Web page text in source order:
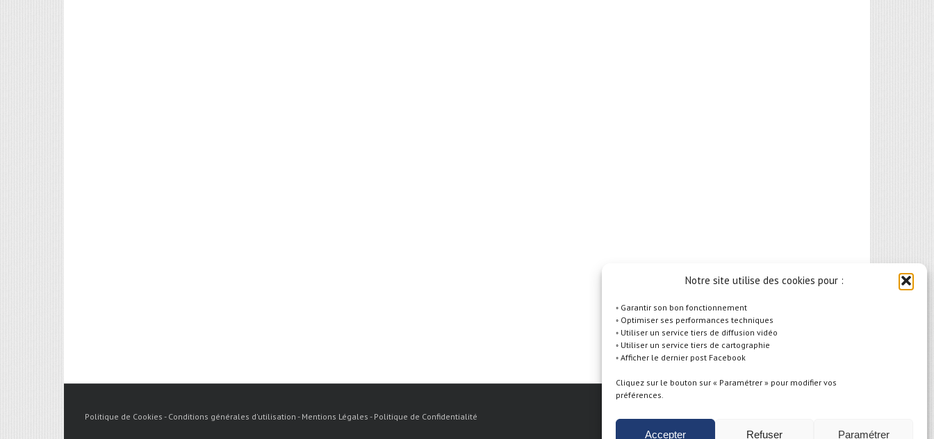
Notre site utilise des cookies pour :
◦ Garantir son bon fonctionnement
◦ Optimiser ses performances techniques
◦ Utiliser un service tiers de diffusion vidéo
◦ Utiliser un service tiers de cartographie
◦ Afficher le dernier post Facebook
Cliquez sur le bouton sur « Paramétrer » pour modifier vos
préférences.
Accepter Refuser Paramétrer
Politique de Cookies - Conditions générales d'utilisation - Mentions Légales - Politique de Confidentialité